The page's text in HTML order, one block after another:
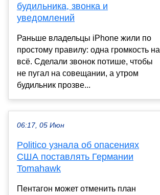
будильника, звонка и
уведомлений
Раньше владельцы iPhone жили по
простому правилу: одна громкость на
всё. Сделали звонок потише, чтобы
не пугал на совещании, а утром
будильник прозве...
06:17, 05 Июн
Politico узнала об опасениях
США поставлять Германии
Tomahawk
Пентагон может отменить план